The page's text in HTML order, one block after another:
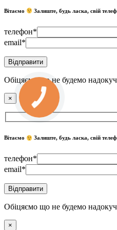
Вітаємо Залиште, будь ласка, свій
телефон*
email*
Обіцяємо що не будемо
×
Вітаємо Залиште, будь ласка, свій
телефон*
email*
Обіцяємо що не будемо
×